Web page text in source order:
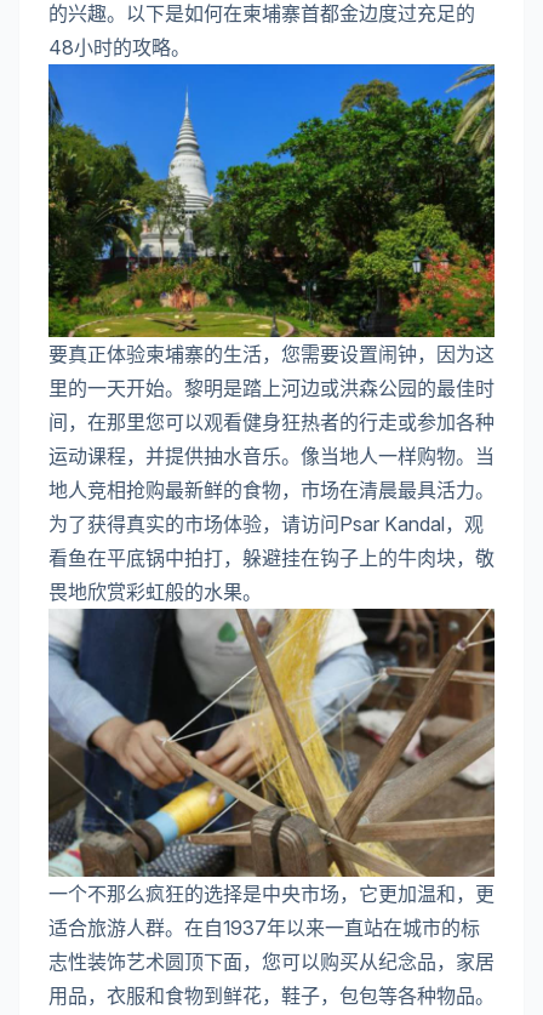
的兴趣。以下是如何在柬埔寨首都金边度过充足的
48小时的攻略。
要真正体验柬埔寨的生活，您需要设置闹钟，因为这
里的一天开始。黎明是踏上河边或洪森公园的最佳时
间，在那里您可以观看健身狂热者的行走或参加各种
运动课程，并提供抽水音乐。像当地人一样购物。当
地人竞相抢购最新鲜的食物，市场在清晨最具活力。
为了获得真实的市场体验，请访问Psar Kandal，观
看鱼在平底锅中拍打，躲避挂在钩子上的牛肉块，敬
畏地欣赏彩虹般的水果。
一个不那么疯狂的选择是中央市场，它更加温和，更
适合旅游人群。在自1937年以来一直站在城市的标
志性装饰艺术圆顶下面，您可以购买从纪念品，家居
用品，衣服和食物到鲜花，鞋子，包包等各种物品。